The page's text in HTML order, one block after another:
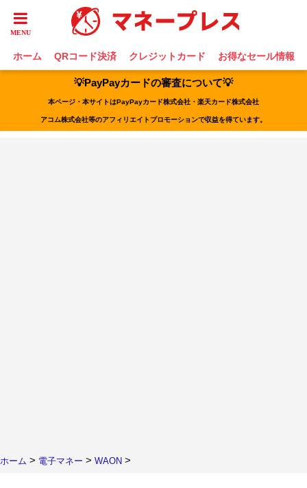
ホーム QRコード決済 クレジットカード お得なセール情報
💡PayPayカードの審査について💡
本ページ・本サイトはPayPayカード株式会社・楽天カード株式会社
アコム株式会社等のアフィリエイトプロモーションで収益を得ています。
ホーム > 電子マネー > WAON >